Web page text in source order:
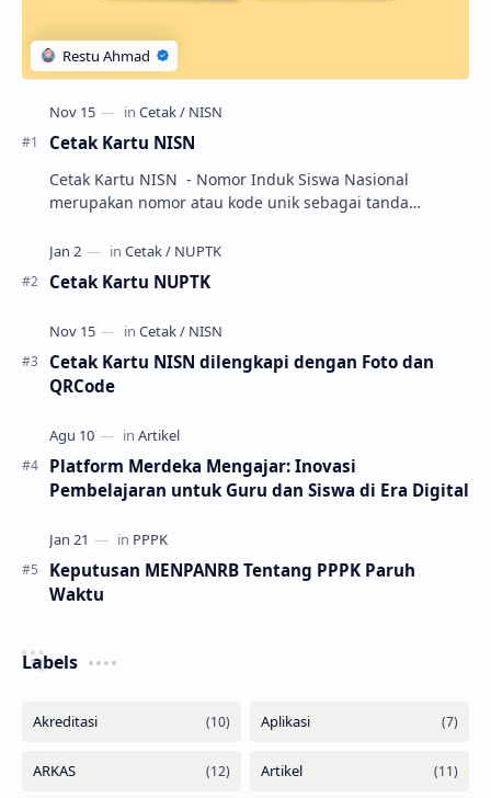
Cetak Kartu NISN
Cetak Kartu NISN - Nomor Induk Siswa Nasional
merupakan nomor atau kode unik sebagai tanda
Cetak Kartu NUPTK
Cetak Kartu NISN dilengkapi dengan Foto dan
QRCode
Platform Merdeka Mengajar: Inovasi
Pembelajaran untuk Guru dan Siswa di Era Digital
Keputusan MENPANRB Tentang PPPK Paruh
Waktu
Labels